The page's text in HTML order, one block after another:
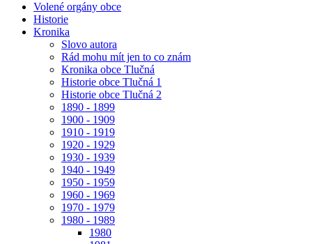
Volené orgány obce
Historie
Kronika
Slovo autora
Rád mohu mít jen to co znám
Kronika obce Tlučná
Historie obce Tlučná 1
Historie obce Tlučná 2
1890 - 1899
1900 - 1909
1910 - 1919
1920 - 1929
1930 - 1939
1940 - 1949
1950 - 1959
1960 - 1969
1970 - 1979
1980 - 1989
1980